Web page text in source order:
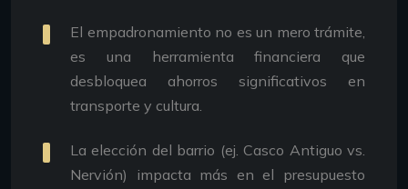
El empadronamiento no es un mero trámite,
es una herramienta financiera que
desbloquea ahorros significativos en
transporte y cultura.
La elección del barrio (ej. Casco Antiguo vs.
Nervión) impacta más en el presupuesto